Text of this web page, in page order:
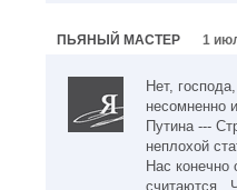
ПЬЯНЫЙ МАСТЕР 1
Нет,
несомненно
Путина ---
неплохой
Нас конечно
считаются..